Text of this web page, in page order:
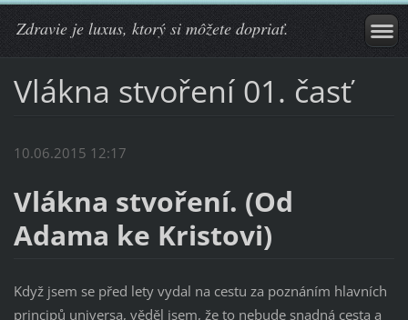
Zdravie je luxus, ktorý si môžete dopriať.
Vlákna stvoření 01. časť
10.06.2015 12:17
Vlákna stvoření. (Od
Adama ke Kristovi)
Když jsem se před lety vydal na cestu za poznáním hlavních
principů universa, věděl jsem, že to nebude snadná cesta a